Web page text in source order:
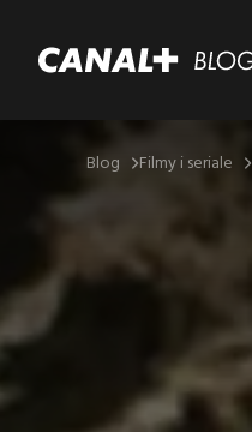
Blog Filmy i seriale